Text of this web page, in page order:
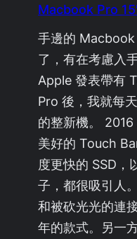
Macbook Pro
手邊的 Macbook
了，有在考慮入
Apple 發表帶有
Pro 後，我就每
的整新機。
美好的 Touch
度更快的 SSD，
子，都很吸引人
和被砍光光的連
年的款式。另一